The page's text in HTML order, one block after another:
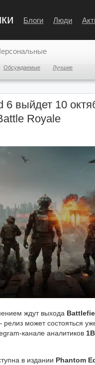
Блоги Люди
Обсуждаемые Лучшие
6 выйдет 10
Royale
ждут выхода
релиз может состояться
канале аналитиков
в издании Phantom